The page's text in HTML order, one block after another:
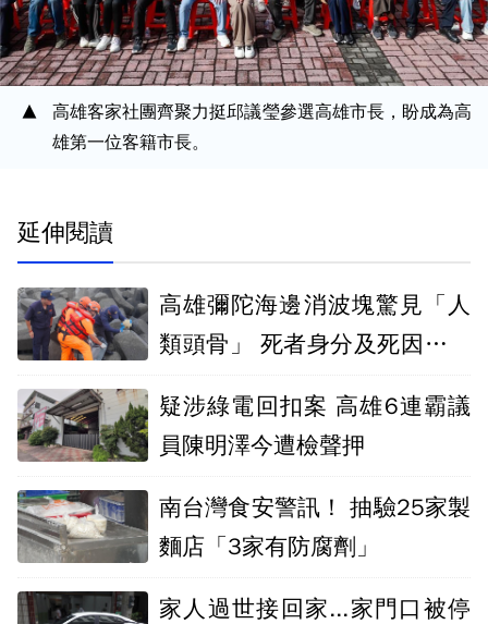
高雄客家社團齊聚力挺邱議瑩參選高雄市長，盼成為高
雄第一位客籍市長。
延伸閱讀
高雄彌陀海邊消波塊驚見「人
類頭骨」 死者身分及死因仍在
疑涉綠電回扣案 高雄6連霸議
員陳明澤今遭檢聲押
南台灣食安警訊！ 抽驗25家製
麵店「3家有防腐劑」
家人過世接回家...家門口被停